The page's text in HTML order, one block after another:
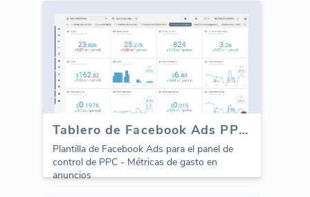
Tablero de Facebook Ads PPC - Gasto en anuncios
Plantilla de Facebook Ads para el panel de
control de PPC - Métricas de gasto en
anuncios